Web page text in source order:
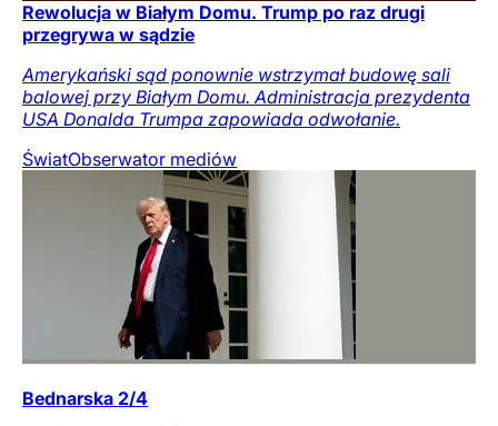
Rewolucja w Białym Domu. Trump po raz drugi
przegrywa w sądzie
Amerykański sąd ponownie wstrzymał budowę sali
balowej przy Białym Domu. Administracja prezydenta
USA Donalda Trumpa zapowiada odwołanie.
ŚwiatObserwator mediów
Bednarska 2/4